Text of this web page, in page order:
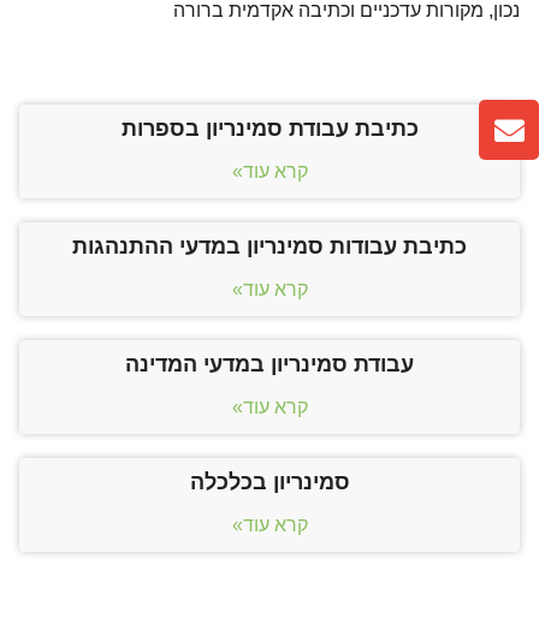
נכון, מקורות עדכניים וכתיבה אקדמית ברורה
כתיבת עבודת סמינריון בספרות
קרא עוד»
כתיבת עבודות סמינריון במדעי ההתנהגות
קרא עוד»
עבודת סמינריון במדעי המדינה
קרא עוד»
סמינריון בכלכלה
קרא עוד»